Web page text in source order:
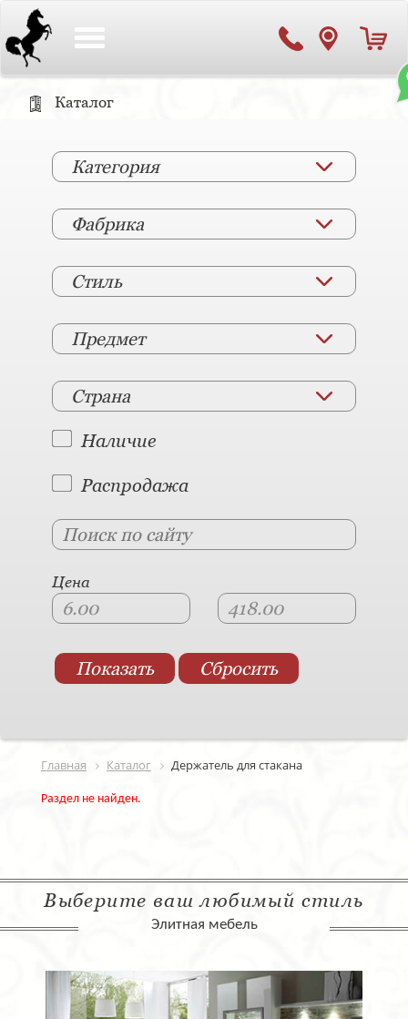
Каталог
Категория
Фабрика
Стиль
Предмет
Страна
Наличие
Распродажа
Цена
Главная Каталог Держатель для стакана
Раздел не найден.
Выберите ваш любимый стиль
Элитная мебель